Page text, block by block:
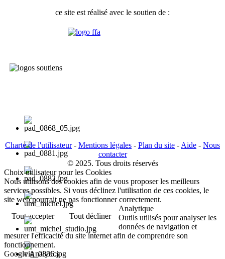
ce site est réalisé avec le soutien de :
Charte de l'utilisateur- Mentions légales - Plan du site - Aide - Nous
contacter
© 2025. Tous droits réservés
Choix utilisateur pour les Cookies
Nous utilisons des cookies afin de vous proposer les meilleurs
services possibles. Si vous déclinez l'utilisation de ces cookies, le
site web pourrait ne pas fonctionner correctement.
Tout accepter
Tout décliner
Analytique
Outils utilisés pour analyser les
données de navigation et
mesurer l'efficacité du site internet afin de comprendre son
fonctionnement.
Google Analytics